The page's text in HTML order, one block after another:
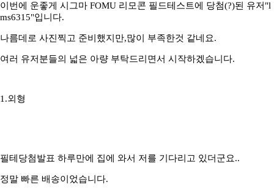
이번에 운좋게 시그마 FOMU 리모콘 필드테스트에 당첨(?)된 유저"l
ms6315"입니다.
나름데로 사진찍고 준비했지만,많이 부족한것 같네요.
여러 유저분들의 넓은 아량 부탁드리면서 시작하겠습니다.
1.외형
필테당첨발표 하루만에 집에 와서 저를 기다리고 있더군요..
정말 빠른 배송이었습니다.